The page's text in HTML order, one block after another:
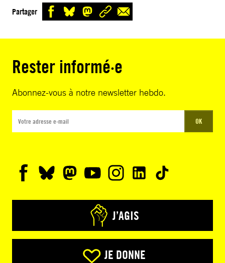
Partager
Rester informé·e
Abonnez-vous à notre newsletter hebdo.
OK
J’AGIS
JE DONNE